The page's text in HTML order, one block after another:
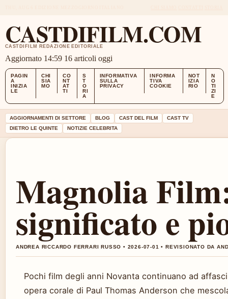
CASTDIFILM.COM
CASTDIFILM REDAZIONE EDITORIALE
Aggiornato 14:59 16 articoli oggi
PAGIN
A
INIZIA
LE
CHI
SIA
MO
CO
NT
AT
TI
S
T
O
RI
A
INFORMATIVA
SULLA
PRIVACY
INFORMA
TIVA
COOKIE
NOT
IZIA
RIO
N
O
TI
ZI
E
AGGIORNAMENTI DI SETTORE BLOG CAST DEL FILM
CAST TV
DIETRO LE QUINTE
NOTIZIE CELEBRITA
Magnolia
significato e
ANDREA RICCARDO FERRARI RUSSO • 2026-07-01 • REVISIONATO DA
Pochi film degli anni Novanta continuano ad
opera corale di Paul Thomas Anderson che